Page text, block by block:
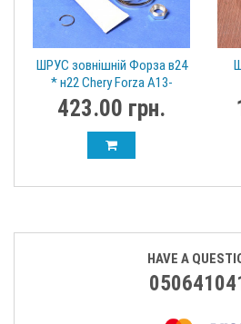
ШРУС зовнішній Форза в24
* н22 Chery Forza A13-
XLB3AH2203030B
423.00 грн.
HAVE A